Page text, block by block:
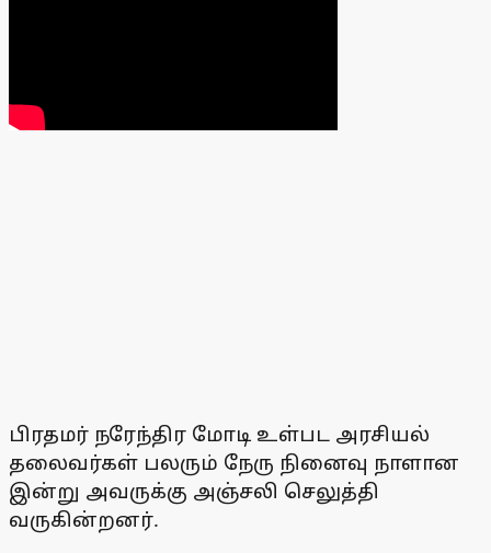
பிரதமர் நரேந்திர மோடி உள்பட அரசியல்
தலைவர்கள் பலரும் நேரு நினைவு நாளான
இன்று அவருக்கு அஞ்சலி செலுத்தி
வருகின்றனர்.